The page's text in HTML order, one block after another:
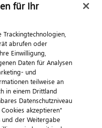
uns
AGB Kontakt
für Ihr
abrufen oder
Einwilligung,
Daten für Analysen
und
teilweise an
in einem Drittland
Datenschutzniveau
akzeptieren"
und der Weitergabe